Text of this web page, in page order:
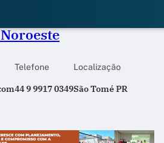
Telefone
44 9 9917 0349
Localização
São Tomé PR